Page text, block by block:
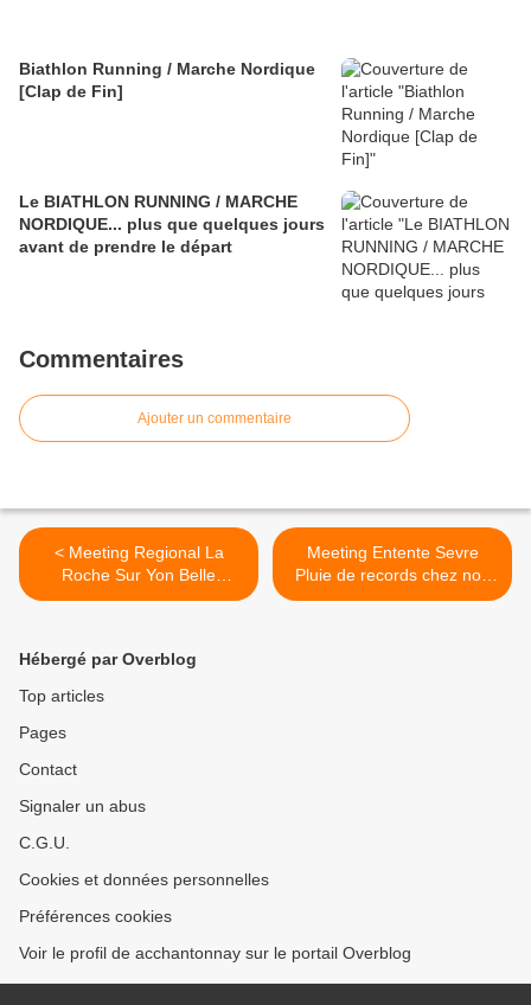
Biathlon Running / Marche Nordique
[Clap de Fin]
Le BIATHLON RUNNING / MARCHE
NORDIQUE... plus que quelques jours
avant de prendre le départ
Commentaires
Ajouter un commentaire
< Meeting Regional La
Roche Sur Yon Belle
rentrée de nos minimes
Meeting Entente Sevre
Pluie de records chez nos
jeunes >
Hébergé par Overblog
Top articles
Pages
Contact
Signaler un abus
C.G.U.
Cookies et données personnelles
Préférences cookies
Voir le profil de acchantonnay sur le portail Overblog